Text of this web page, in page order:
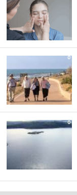
0
0